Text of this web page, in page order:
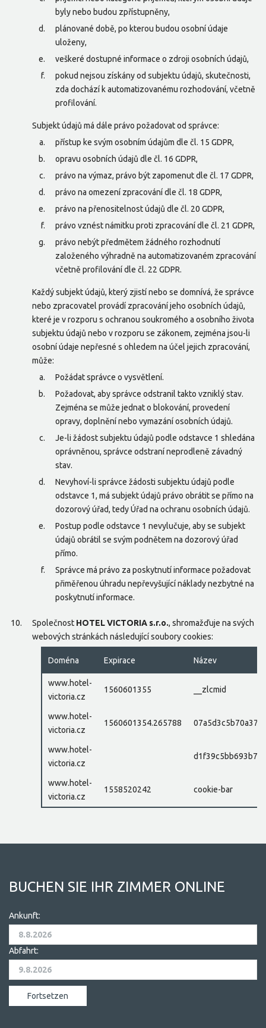
byly nebo budou zpřístupněny,
plánované době, po kterou budou osobní údaje
uloženy,
veškeré dostupné informace o zdroji osobních údajů,
pokud nejsou získány od subjektu údajů, skutečnosti,
zda dochází k automatizovanému rozhodování, včetně
profilování.
Subjekt údajů má dále právo požadovat od správce:
přístup ke svým osobním údajům dle čl. 15 GDPR,
opravu osobních údajů dle čl. 16 GDPR,
právo na výmaz, právo být zapomenut dle čl. 17 GDPR,
právo na omezení zpracování dle čl. 18 GDPR,
právo na přenositelnost údajů dle čl. 20 GDPR,
právo vznést námitku proti zpracování dle čl. 21 GDPR,
právo nebýt předmětem žádného rozhodnutí
založeného výhradně na automatizovaném zpracování
včetně profilování dle čl. 22 GDPR.
Každý subjekt údajů, který zjistí nebo se domnívá, že správce
nebo zpracovatel provádí zpracování jeho osobních údajů,
které je v rozporu s ochranou soukromého a osobního života
subjektu údajů nebo v rozporu se zákonem, zejména jsou-li
osobní údaje nepřesné s ohledem na účel jejich zpracování,
může:
Požádat správce o vysvětlení.
Požadovat, aby správce odstranil takto vzniklý stav.
Zejména se může jednat o blokování, provedení
opravy, doplnění nebo vymazání osobních údajů.
Je-li žádost subjektu údajů podle odstavce 1 shledána
oprávněnou, správce odstraní neprodleně závadný
stav.
Nevyhoví-li správce žádosti subjektu údajů podle
odstavce 1, má subjekt údajů právo obrátit se přímo na
dozorový úřad, tedy Úřad na ochranu osobních údajů.
Postup podle odstavce 1 nevylučuje, aby se subjekt
údajů obrátil se svým podnětem na dozorový úřad
přímo.
Správce má právo za poskytnutí informace požadovat
přiměřenou úhradu nepřevyšující náklady nezbytné na
poskytnutí informace.
Společnost HOTEL VICTORIA s.r.o., shromažďuje na svých
webových stránkách následující soubory cookies:
Doména Expirace Název
www.hotel-
victoria.cz
1560601355 __zlcmid
www.hotel-
victoria.cz
1560601354.265788
www.hotel-
victoria.cz
www.hotel-
victoria.cz
1558520242 cookie-bar
BUCHEN SIE IHR ZIMMER ONLINE
Ankunft:
Abfahrt: